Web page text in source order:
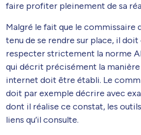
faire profiter pleinement de sa
Malgré le fait que le commissaire
tenu de se rendre sur place, il
respecter strictement la norme
qui décrit précisément la
internet doit être établi. Le
doit par exemple décrire avec
dont il réalise ce constat, les
liens qu’il consulte.